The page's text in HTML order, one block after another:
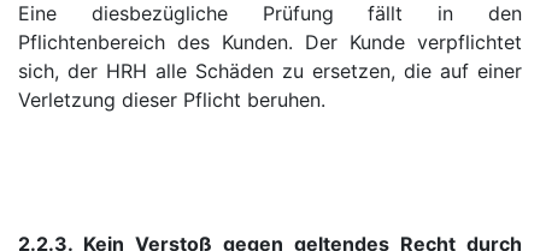
Eine diesbezügliche Prüfung fällt in den
Pflichtenbereich des Kunden. Der Kunde verpflichtet
sich, der HRH alle Schäden zu ersetzen, die auf einer
Verletzung dieser Pflicht beruhen.
2.2.3. Kein Verstoß gegen geltendes Recht durch